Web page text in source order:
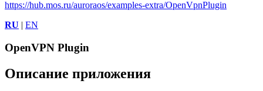
https://hub.mos.ru/auroraos/examples-extra/OpenVpnPlugin
RU | EN
OpenVPN Plugin
Описание приложения